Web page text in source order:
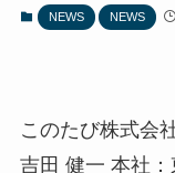
NEWS NEWS
このたび株式会
吉田 健一 本社